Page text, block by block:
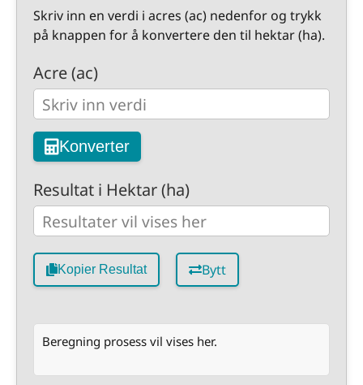
Skriv inn en verdi i acres (ac) nedenfor og trykk
på knappen for å konvertere den til hektar (ha).
Acre (ac)
Konverter
Resultat i Hektar (ha)
Kopier Resultat Bytt
Beregning prosess vil vises her.